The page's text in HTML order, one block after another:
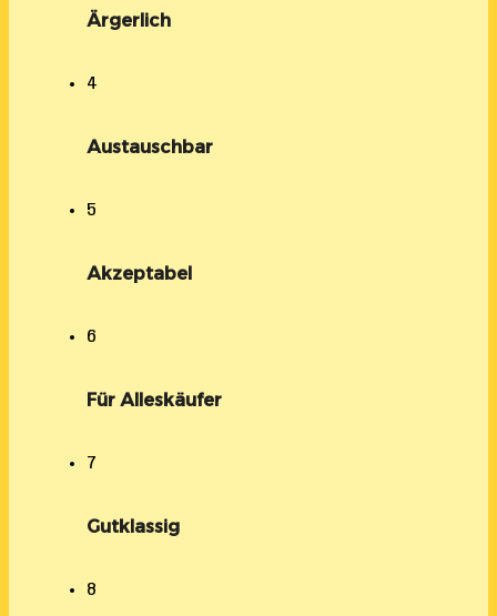
Ärgerlich
4
Austauschbar
5
Akzeptabel
6
Für Alleskäufer
7
Gutklassig
8